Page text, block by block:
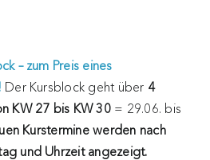
– zum Preis eines
Der Kursblock geht über 4
KW 27 bis KW 30= 29.06. bis
Kurstermine werden nach
und Uhrzeit angezeigt.